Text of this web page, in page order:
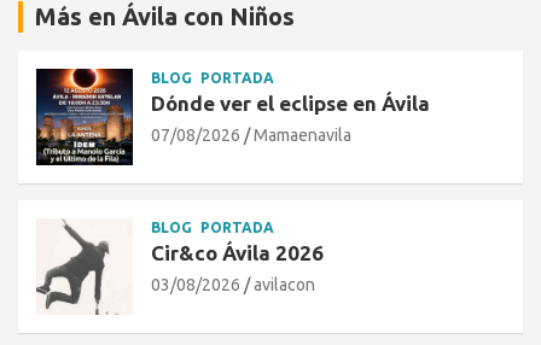
Más en Ávila con Niños
BLOG PORTADA
Dónde ver el eclipse en Ávila
07/08/2026 Mamaenavila
BLOG PORTADA
Cir&co Ávila 2026
03/08/2026 avilacon